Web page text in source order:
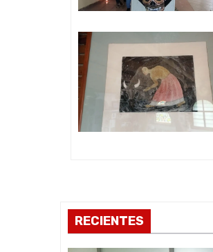
i
ó
n
d
e
t
RECIENTES